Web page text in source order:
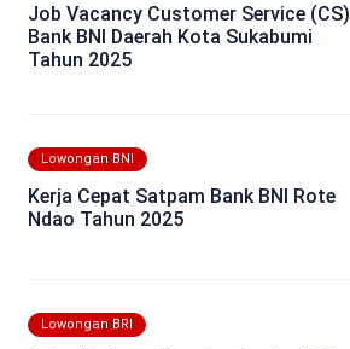
Job Vacancy Customer Service (CS)
Bank BNI Daerah Kota Sukabumi
Tahun 2025
Lowongan BNI
Kerja Cepat Satpam Bank BNI Rote
Ndao Tahun 2025
Lowongan BRI